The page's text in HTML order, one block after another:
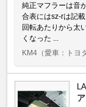
純正マフラーは音
合表にはsz-rは記
回転あたりから太
くなった ...
KM4 （愛車：トヨ